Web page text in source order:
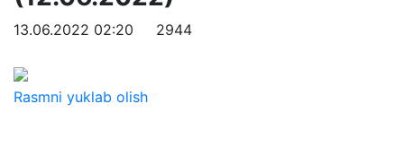
13.06.2022 02:20 2944
Rasmni yuklab olish